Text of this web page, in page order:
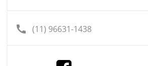
call (11) 96631-1438